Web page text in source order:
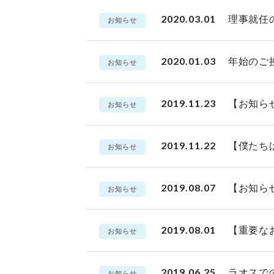
お知らせ 2020.03.01 理事就任
お知らせ 2020.01.03 年始のご
お知らせ 2019.11.23 【お知
お知らせ 2019.11.22 【僕た
お知らせ 2019.08.07 【お知ら
お知らせ 2019.08.01 【重要